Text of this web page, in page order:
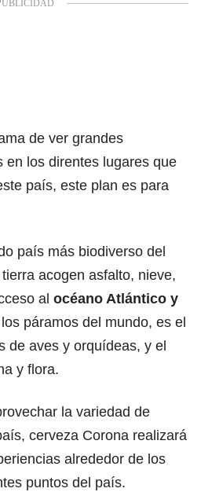
de ver grandes
en los direntes lugares que
país, este plan es para
país más biodiverso del
acogen asfalto, nieve,
al océano Atlántico y
páramos del mundo, es el
de aves y orquídeas, y el
y flora.
la variedad de
cerveza Corona realizará
alrededor de los
puntos del país.